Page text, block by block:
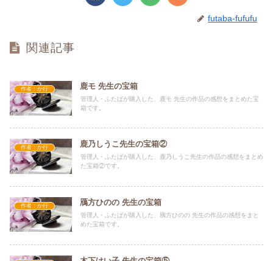
futaba-fufufu
関連記事
作者：か行 鹿モ 先生の宝箱
管理人・ふたばが購入した、鹿モ 先生の作品の感想をまとめた宝
箱です。
作者：か行 鹿乃しうこ先生の宝箱②
管理人・ふたばが購入した、鹿乃しうこ先生の作品の感想をまとめ
た宝箱②です。
作者：か行 鴈方ひのの 先生の宝箱
管理人・ふたばが購入した、鴈方ひのの 先生の作品の感想をまと
めた宝箱です。